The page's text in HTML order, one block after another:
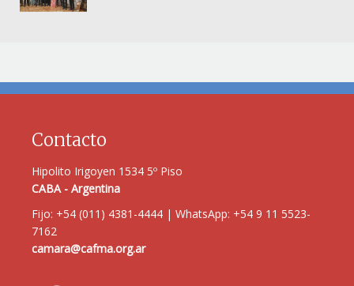
Contacto
Hipolito Irigoyen 1534 5º Piso
CABA - Argentina
Fijo: +54 (011) 4381-4444 | WhatsApp: +54 9 11 5523-
7162
camara@cafma.org.ar